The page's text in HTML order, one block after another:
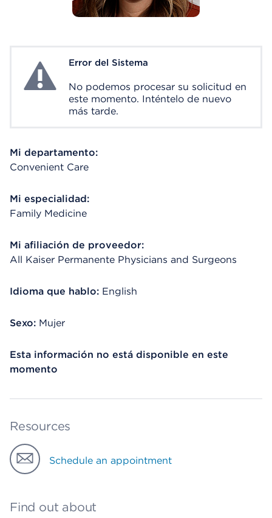
System ErrorError del Sistema
No podemos procesar su solicitud en
este momento. Inténtelo de nuevo
más tarde.
Mi departamento:
Convenient Care
Mi especialidad:
Family Medicine
Mi afiliación de proveedor:
All Kaiser Permanente Physicians and Surgeons
Idioma que hablo: English
Sexo: Mujer
Esta información no está disponible en este
momento
Resources
Schedule an appointment
Find out about